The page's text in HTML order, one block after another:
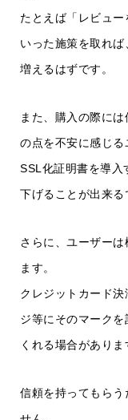
たとえば「レビュ
いった施策を取れ
増えるはずです。
また、購入の際に
の点を不安に感じる
SSL化証明書を導入
下げることが出来る
さらに、ユーザー
ます。
クレジットカード
ジ等にそのマーク
くれる場合がありま
信頼を持ってもらう